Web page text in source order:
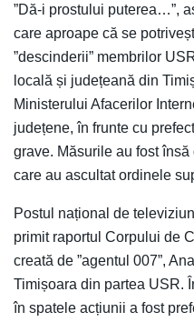
”Dă-i prostului puterea…”,
care aproape că se
”descinderii” membrilor
locală și județeană din
Ministerului Afacerilor
județene, în frunte cu
grave. Măsurile au fost
care au ascultat ordinele
Postul național de
primit raportul Corpului de
creată de ”agentul 007”,
Timișoara din partea USR.
în spatele acțiunii a fost